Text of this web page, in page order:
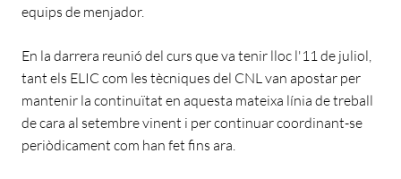
equips de menjador.
En la darrera reunió del curs que va tenir lloc l'11 de juliol,
tant els ELIC com les tècniques del CNL van apostar per
mantenir la continuïtat en aquesta mateixa línia de treball
de cara al setembre vinent i per continuar coordinant-se
periòdicament com han fet fins ara.